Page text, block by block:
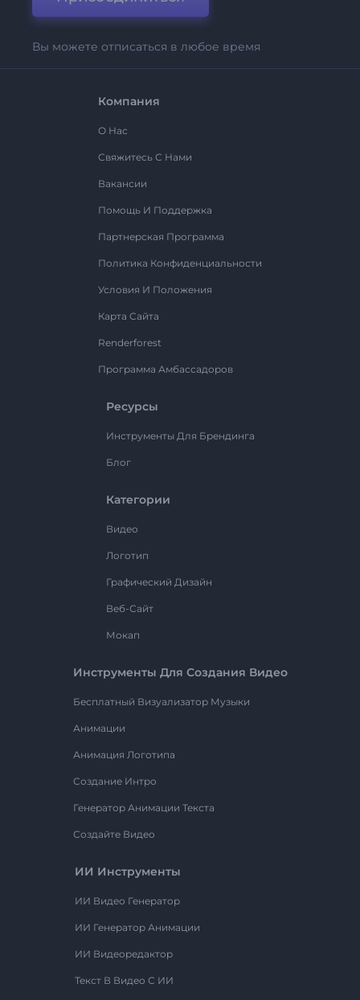
Вы можете отписаться в любое время
Компания
О Нас
Свяжитесь С Нами
Вакансии
Помощь И Поддержка
Партнерская Программа
Политика Конфиденциальности
Условия И Положения
Карта Сайта
Renderforest
Программа Амбассадоров
Ресурсы
Инструменты Для Брендинга
Блог
Категории
Видео
Логотип
Графический Дизайн
Веб-Сайт
Мокап
Инструменты Для Создания Видео
Бесплатный Визуализатор Музыки
Анимации
Анимация Логотипа
Создание Интро
Генератор Анимации Текста
Создайте Видео
ИИ Инструменты
ИИ Видео Генератор
ИИ Генератор Анимации
ИИ Видеоредактор
Текст В Видео С ИИ